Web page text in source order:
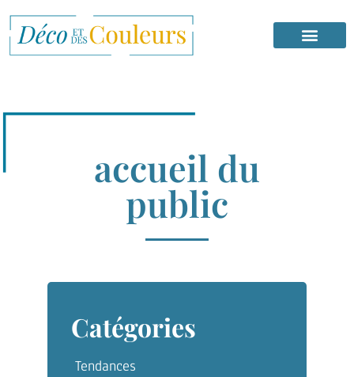
accueil du
public
Catégories
Tendances